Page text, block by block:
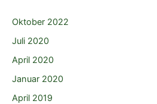
Oktober 2022
Juli 2020
April 2020
Januar 2020
April 2019